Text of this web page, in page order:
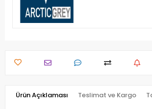
Ürün Açıklaması Teslimat ve Kargo